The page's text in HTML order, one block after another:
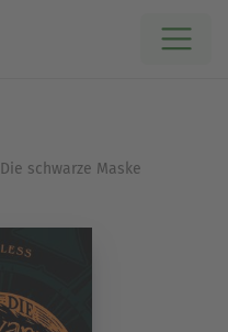
Die schwarze Maske